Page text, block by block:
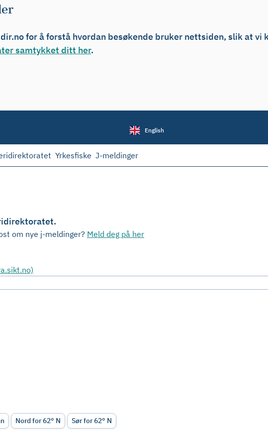
for å forstå hvordan besøkende bruker nettsiden, slik at vi
samtykket ditt her.
English
Yrkesfiske J-meldinger
om nye j-meldinger? Meld deg på her
Nord for 62° N Sør for 62° N